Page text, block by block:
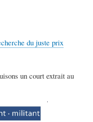
du juste prix
un court extrait au